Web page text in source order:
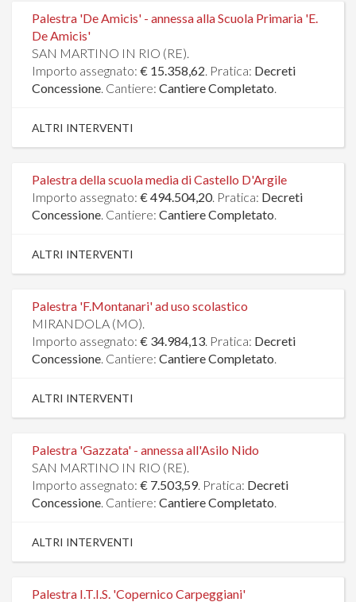
Palestra 'De Amicis' - annessa alla Scuola Primaria 'E.
De Amicis'
SAN MARTINO IN RIO (RE).
Importo assegnato: € 15.358,62. Pratica: Decreti
Concessione. Cantiere: Cantiere Completato.
ALTRI INTERVENTI
Palestra della scuola media di Castello D'Argile
Importo assegnato: € 494.504,20. Pratica: Decreti
Concessione. Cantiere: Cantiere Completato.
ALTRI INTERVENTI
Palestra 'F.Montanari' ad uso scolastico
MIRANDOLA (MO).
Importo assegnato: € 34.984,13. Pratica: Decreti
Concessione. Cantiere: Cantiere Completato.
ALTRI INTERVENTI
Palestra 'Gazzata' - annessa all'Asilo Nido
SAN MARTINO IN RIO (RE).
Importo assegnato: € 7.503,59. Pratica: Decreti
Concessione. Cantiere: Cantiere Completato.
ALTRI INTERVENTI
Palestra I.T.I.S. 'Copernico Carpeggiani'